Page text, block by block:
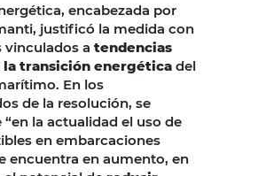
nacional habilitó el uso
las embarcaciones
encabezada por
justificó la medida con
a tendencias
la transición energética del
En los
de la resolución, se
la actualidad el uso de
en embarcaciones
encuentra en aumento, en